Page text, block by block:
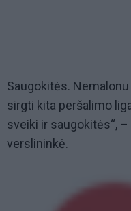
Saugokitės.
sirgti kita peršalimo
sveiki ir saugokitės“,
verslininkė.